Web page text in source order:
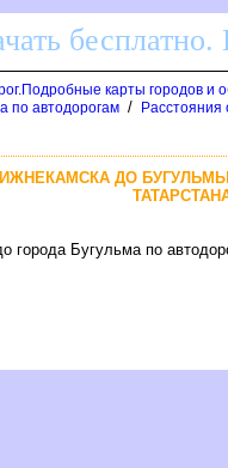
карты городов и
по автодорогам / Расстояния
ДО
города Бугульма по